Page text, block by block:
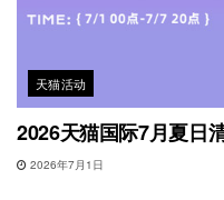
天猫活动
2026天猫国际7月夏日
2026年7月1日